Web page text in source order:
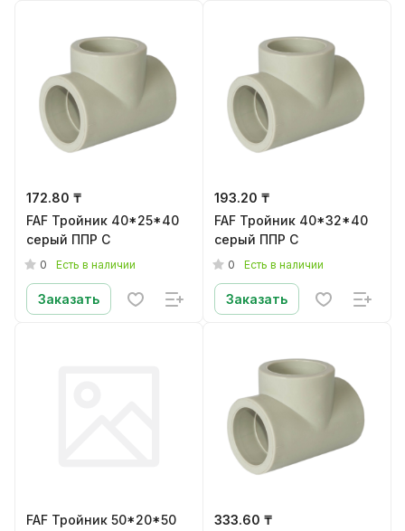
172.80 ₸
FAF Тройник 40*25*40
серый ППР C
0 Есть в наличии
Заказать
193.20 ₸
FAF Тройник 40*32*40
серый ППР C
0 Есть в наличии
Заказать
FAF Тройник 50*20*50 333.60 ₸